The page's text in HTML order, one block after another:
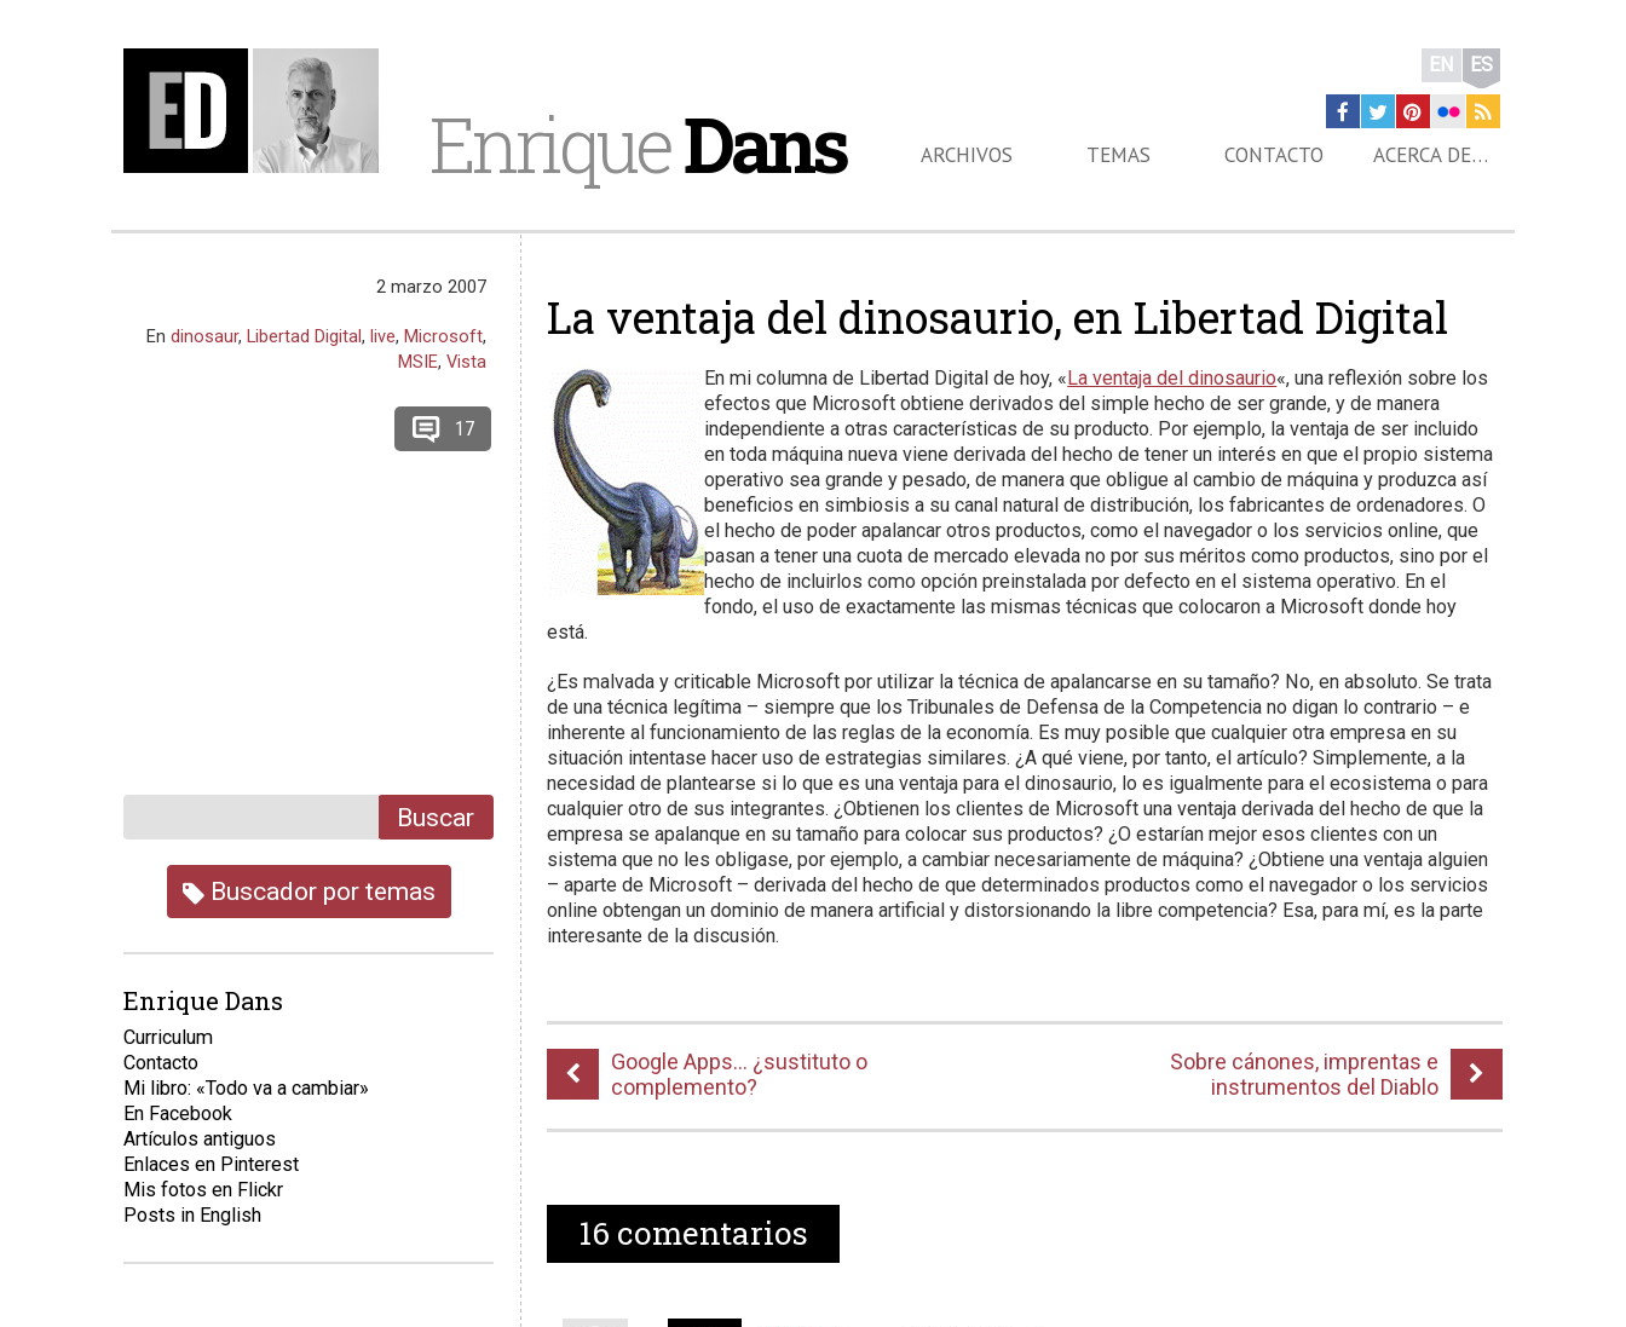
EnriqueDans
EN ES
ARCHIVOS TEMAS CONTACTO ACERCA DE…
La ventaja del dinosaurio, en Libertad Digital
En mi columna de Libertad Digital de hoy, «La ventaja del dinosaurio«, una reflexión sobre los
efectos que Microsoft obtiene derivados del simple hecho de ser grande, y de manera
independiente a otras características de su producto. Por ejemplo, la ventaja de ser incluido
en toda máquina nueva viene derivada del hecho de tener un interés en que el propio sistema
operativo sea grande y pesado, de manera que obligue al cambio de máquina y produzca así
beneficios en simbiosis a su canal natural de distribución, los fabricantes de ordenadores. O
el hecho de poder apalancar otros productos, como el navegador o los servicios online, que
pasan a tener una cuota de mercado elevada no por sus méritos como productos, sino por el
hecho de incluirlos como opción preinstalada por defecto en el sistema operativo. En el
fondo, el uso de exactamente las mismas técnicas que colocaron a Microsoft donde hoy
está.
¿Es malvada y criticable Microsoft por utilizar la técnica de apalancarse en su tamaño? No, en absoluto. Se trata
de una técnica legítima – siempre que los Tribunales de Defensa de la Competencia no digan lo contrario – e
inherente al funcionamiento de las reglas de la economía. Es muy posible que cualquier otra empresa en su
situación intentase hacer uso de estrategias similares. ¿A qué viene, por tanto, el artículo? Simplemente, a la
necesidad de plantearse si lo que es una ventaja para el dinosaurio, lo es igualmente para el ecosistema o para
cualquier otro de sus integrantes. ¿Obtienen los clientes de Microsoft una ventaja derivada del hecho de que la
empresa se apalanque en su tamaño para colocar sus productos? ¿O estarían mejor esos clientes con un
sistema que no les obligase, por ejemplo, a cambiar necesariamente de máquina? ¿Obtiene una ventaja alguien
– aparte de Microsoft – derivada del hecho de que determinados productos como el navegador o los servicios
online obtengan un dominio de manera artificial y distorsionando la libre competencia? Esa, para mí, es la parte
interesante de la discusión.
Google Apps… ¿sustituto o
complemento?
Sobre cánones, imprentas e
instrumentos del Diablo
16 comentarios
2 marzo 2007
Endinosaur,Libertad Digital,live,Microsoft,
MSIE,Vista
17
Buscar
Buscador por temas
Enrique Dans
Curriculum
Contacto
Mi libro: «Todo va a cambiar»
En Facebook
Artículos antiguos
Enlaces en Pinterest
Mis fotos en Flickr
Posts in English